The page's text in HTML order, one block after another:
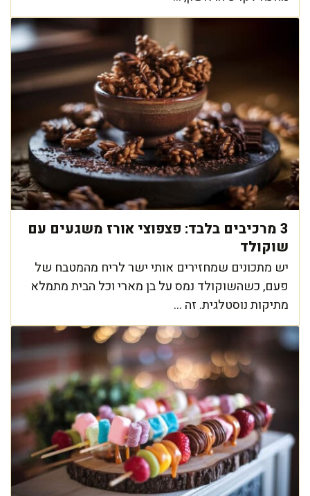
3 מרכיבים בלבד: פצפוצי אורז משגעים עם
שוקולד
יש מתכונים שמחזירים אותי ישר לריח מהמטבח של
פעם, כשהשוקולד נמס על בן מארי וכל הבית מתמלא
מתיקות נוסטלגית. זה ...